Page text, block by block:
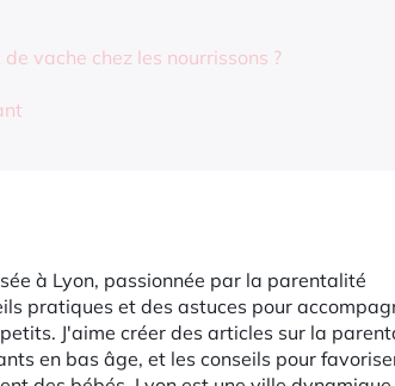
vache chez les nourrissons ?
à Lyon, passionnée par la parentalité
pratiques et des astuces pour
J'aime créer des articles sur la
en bas âge, et les conseils pour